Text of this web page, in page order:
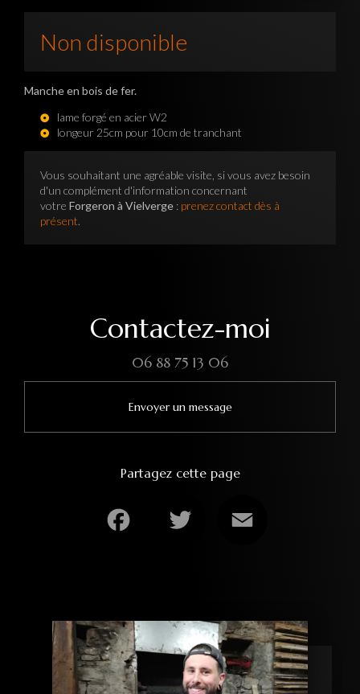
Non disponible
Manche en bois de fer.
lame forgé en acier W2
longeur 25cm pour 10cm de tranchant
Vous souhaitant une agréable visite, si vous avez besoin
d'un complément d'information concernant
votre Forgeron à Vielverge : prenez contact dès à
présent.
Contactez-moi
06 88 75 13 06
Envoyer un message
Partagez cette page